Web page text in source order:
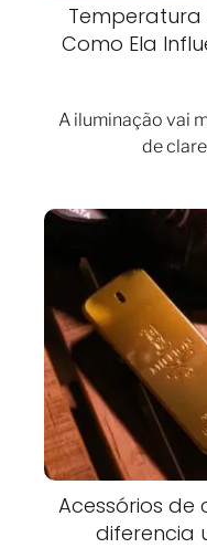
Temperatura
Como Ela
A iluminação vai
de
Acessórios de
diferencia